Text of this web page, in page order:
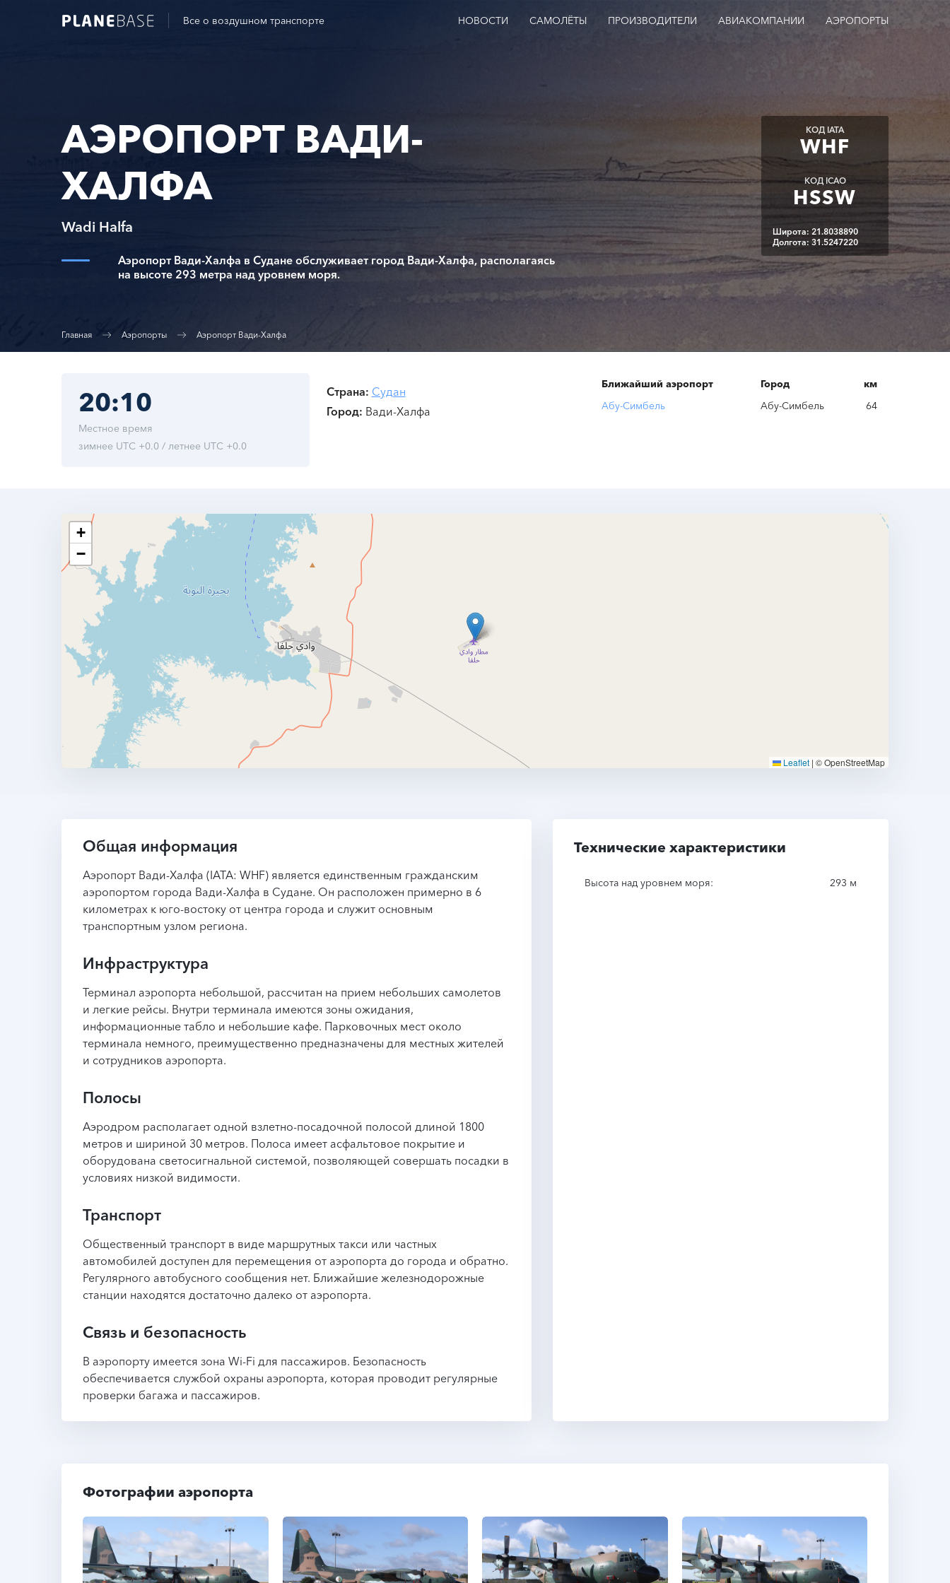
Все о воздушном транспорте НОВОСТИ САМОЛЁТЫ ПРОИЗВОДИТЕЛИ АВИАКОМПАНИИ АЭРОПОРТЫ
АЭРОПОРТ ВАДИ-
ХАЛФА
Wadi Halfa
Аэропорт Вади-Халфа в Судане обслуживает город Вади-Халфа, располагаясь
на высоте 293 метра над уровнем моря.
КОД IATA
WHF
КОД ICAO
HSSW
Широта: 21.8038890
Долгота: 31.5247220
Главная Аэропорты Аэропорт Вади-Халфа
20:10
Местное время
зимнее UTC +0.0 / летнее UTC +0.0
Страна Судан
Город Вади-Халфа
Ближайший аэропорт Город
км
Абу-Симбель
Абу-Симбель 64
+
−
Leaflet | © OpenStreetMap
Общая информация
Аэропорт Вади-Халфа (IATA: WHF) является единственным гражданским
аэропортом города Вади-Халфа в Судане. Он расположен примерно в 6
километрах к юго-востоку от центра города и служит основным
транспортным узлом региона.
Инфраструктура
Терминал аэропорта небольшой, рассчитан на прием небольших самолетов
и легкие рейсы. Внутри терминала имеются зоны ожидания,
информационные табло и небольшие кафе. Парковочных мест около
терминала немного, преимущественно предназначены для местных жителей
и сотрудников аэропорта.
Полосы
Аэродром располагает одной взлетно-посадочной полосой длиной 1800
метров и шириной 30 метров. Полоса имеет асфальтовое покрытие и
оборудована светосигнальной системой, позволяющей совершать посадки в
условиях низкой видимости.
Транспорт
Общественный транспорт в виде маршрутных такси или частных
автомобилей доступен для перемещения от аэропорта до города и обратно.
Регулярного автобусного сообщения нет. Ближайшие железнодорожные
станции находятся достаточно далеко от аэропорта.
Связь и безопасность
В аэропорту имеется зона Wi-Fi для пассажиров. Безопасность
обеспечивается службой охраны аэропорта, которая проводит регулярные
проверки багажа и пассажиров.
Технические характеристики
Высота над уровнем моря: 293 м
Фотографии аэропорта